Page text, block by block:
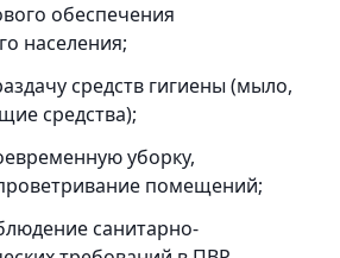
обеспечения
населения;
средств гигиены (мыло,
средства);
уборку,
помещений;
санитарно-